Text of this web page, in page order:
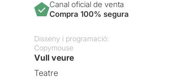
Canal oficial de venta
Compra 100% segura
Disseny i programació:
Copymouse
Vull veure
Teatre